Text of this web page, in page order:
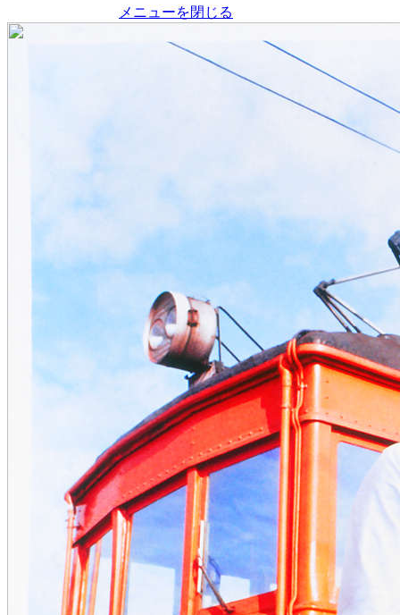
メニューを閉じる